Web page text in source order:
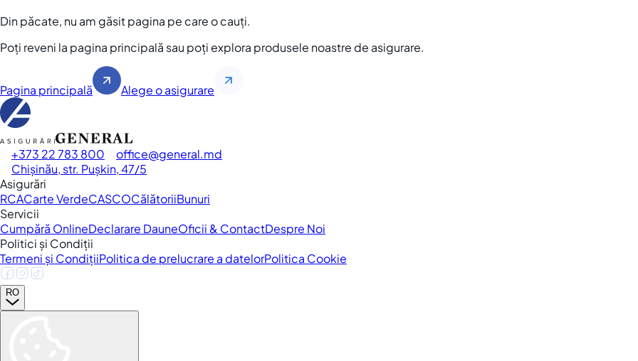
Din păcate, nu am găsit pagina pe care o cauți.
Poți reveni la pagina principală sau poți explora produsele noastre de asigurare.
Pagina principală Alege o asigurare
+373 22 783 800 office
general.md
Chișinău, str. Pușkin, 47/5
Asigurări
RCACarte VerdeCASCOCălătoriiBunuri
Servicii
Cumpără OnlineDeclarare DauneOficii & ContactDespre Noi
Politici și Condiții
Termeni și CondițiiPolitica de prelucrare a datelorPolitica Cookie
RO